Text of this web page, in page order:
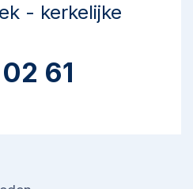
- kerkelijke
61